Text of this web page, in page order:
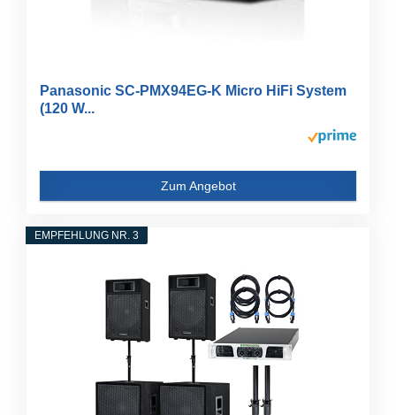
Panasonic SC-PMX94EG-K Micro HiFi System
(120 W...
Zum Angebot
EMPFEHLUNG NR. 3